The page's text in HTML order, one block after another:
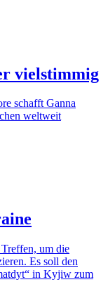
vielstimmig
schafft Ganna
weltweit
um die
Es soll den
in Kyjiw zum